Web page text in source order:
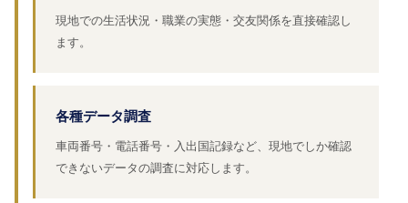
現地での生活状況・職業の実態・交友関係を直接確認し
ます。
各種データ調査
車両番号・電話番号・入出国記録など、現地でしか確認
できないデータの調査に対応します。